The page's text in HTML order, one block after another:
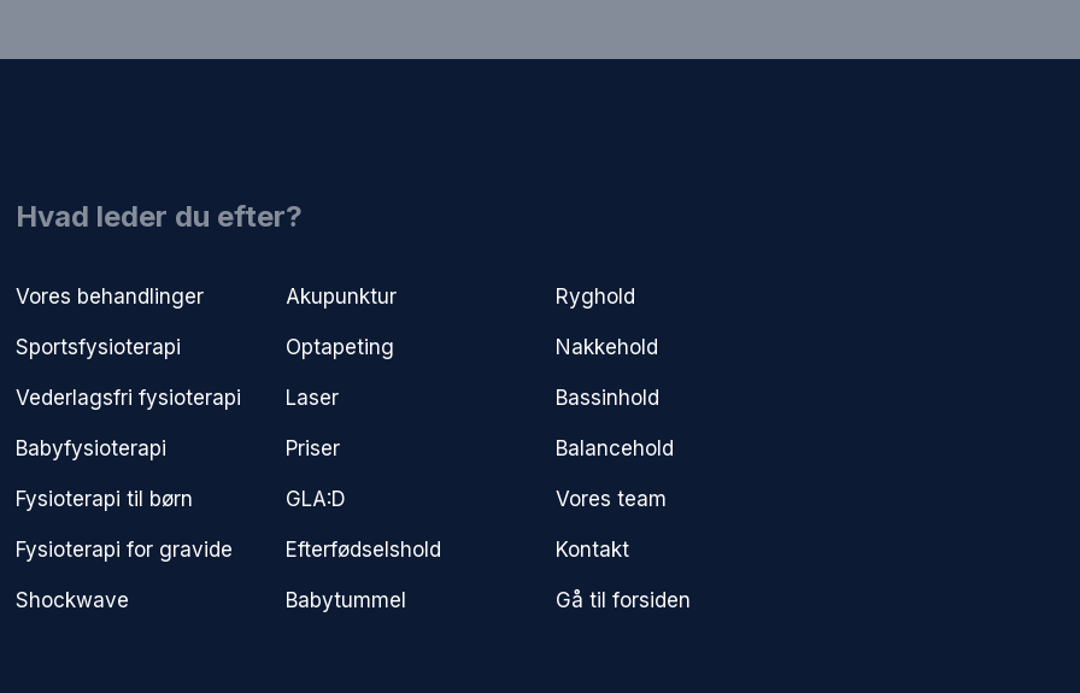
​Hvad leder du efter?
Vores behandlinger
Sportsfysioterapi
Vederlagsfri fysioterapi​
Babyfysioterapi
Fysioterapi til børn
Fysioterapi for gravide
Shockwave
Akupunktur
Optapeting
Laser
Priser
GLA:D
Efterfødselshold
Babytummel
Ryghold
Nakkehold
Bassinhold
Balancehold
Vores team
Kontakt
Gå til forsiden